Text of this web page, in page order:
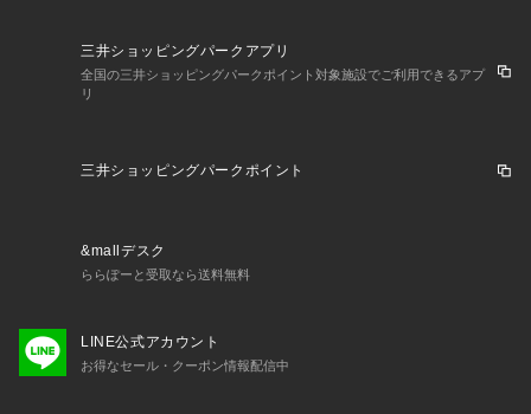
三井ショッピングパークアプリ
全国の三井ショッピングパークポイント対象施設でご利用できるアプ
リ
三井ショッピングパークポイント
&mallデスク
ららぽーと受取なら送料無料
LINE公式アカウント
お得なセール・クーポン情報配信中